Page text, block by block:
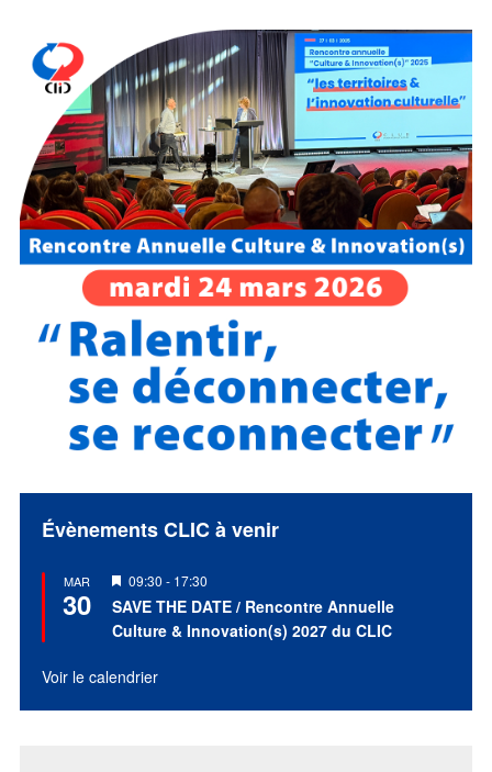
Évènements CLIC à venir
MAR
30
Mis
en
avant
09:30 - 17:30
SAVE THE DATE / Rencontre Annuelle
Culture & Innovation(s) 2027 du CLIC
Voir le calendrier